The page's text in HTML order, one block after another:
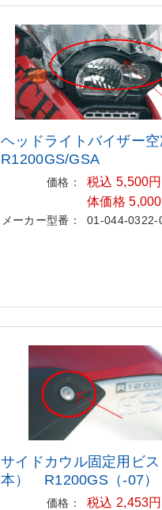
ヘッドライトバイザー
R1200GS/GSA
価格：
税込 5,500
体価格
メーカー型番： 01-044-0322-
サイドカウル固定用ビ
本） R1200GS（-07）
価格：
税込 2,453